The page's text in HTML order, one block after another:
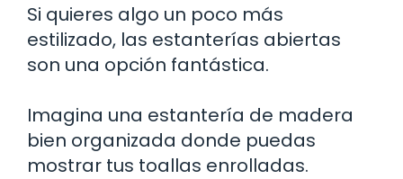
Si quieres algo un poco más
estilizado, las estanterías abiertas
son una opción fantástica.
Imagina una estantería de madera
bien organizada donde puedas
mostrar tus toallas enrolladas.